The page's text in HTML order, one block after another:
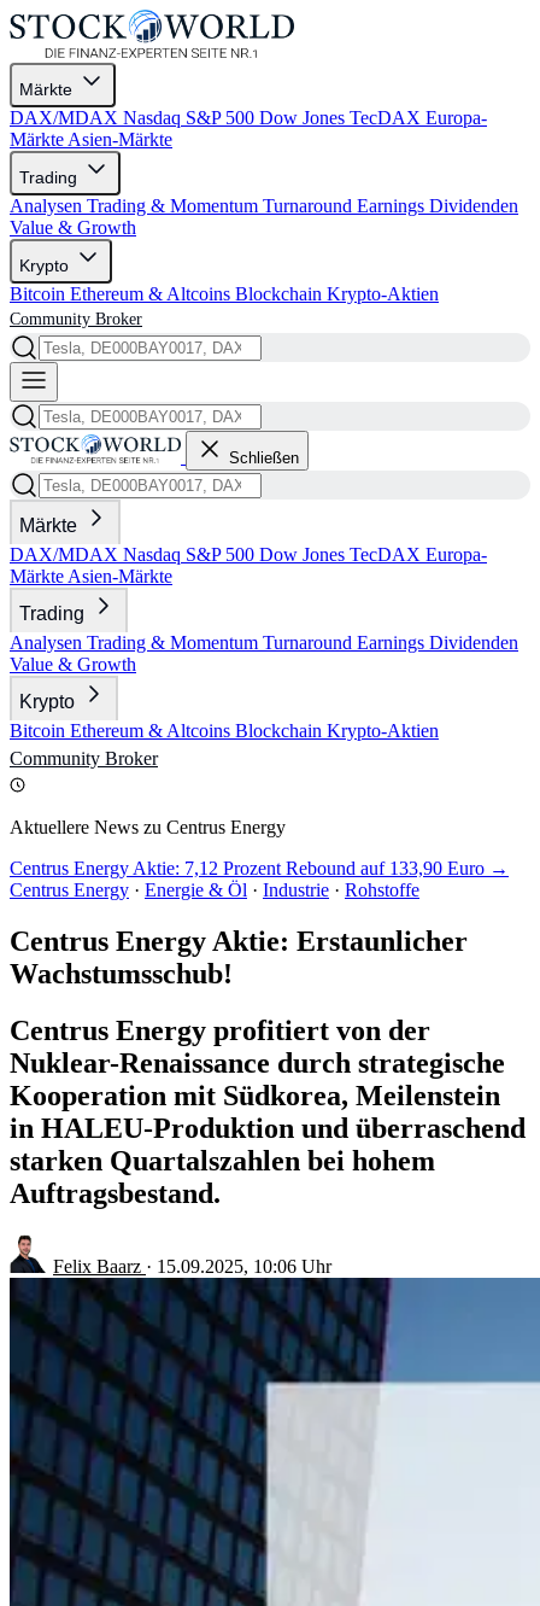
Märkte
DAX/MDAX Nasdaq S&P 500 Dow Jones TecDAX Europa-
Märkte Asien-Märkte
Trading
Analysen Trading & Momentum Turnaround Earnings Dividenden
Value & Growth
Krypto
Bitcoin Ethereum & Altcoins Blockchain Krypto-Aktien
Community Broker
Schließen
Märkte
DAX/MDAX Nasdaq S&P 500 Dow Jones TecDAX Europa-
Märkte Asien-Märkte
Trading
Analysen Trading & Momentum Turnaround Earnings Dividenden
Value & Growth
Krypto
Bitcoin Ethereum & Altcoins Blockchain Krypto-Aktien
Community Broker
Aktuellere News zu Centrus Energy
Centrus Energy Aktie: 7,12 Prozent Rebound auf 133,90 Euro →
Centrus Energy · Energie & Öl · Industrie · Rohstoffe
Centrus Energy Aktie: Erstaunlicher
Wachstumsschub!
Centrus Energy profitiert von der
Nuklear-Renaissance durch strategische
Kooperation mit Südkorea, Meilenstein
in HALEU-Produktion und überraschend
starken Quartalszahlen bei hohem
Auftragsbestand.
Felix Baarz · 15.09.2025, 10:06 Uhr